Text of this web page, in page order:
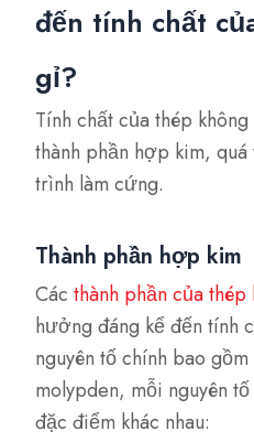
đến tính chất
gỉ?
Tính chất của thép
thành phần hợp kim,
trình làm cứng.
Thành phần hợp kim
Cácthành phần của thép
hưởng đáng kể đến tính
nguyên tố chính bao
molypden, mỗi nguyên
đặc điểm khác nhau: